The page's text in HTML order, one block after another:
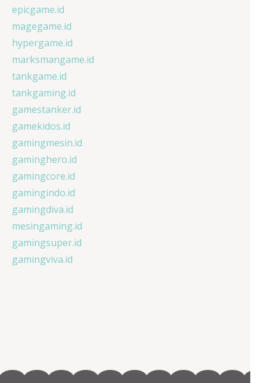
epicgame.id
magegame.id
hypergame.id
marksmangame.id
tankgame.id
tankgaming.id
gamestanker.id
gamekidos.id
gamingmesin.id
gaminghero.id
gamingcore.id
gamingindo.id
gamingdiva.id
mesingaming.id
gamingsuper.id
gamingviva.id